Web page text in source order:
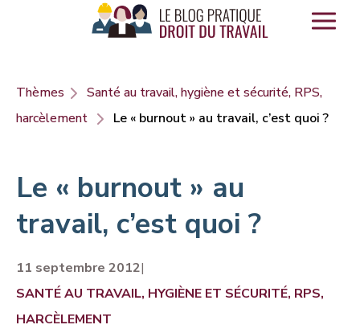
Panneau de gestion des cookies
Thèmes
Santé au travail, hygiène et sécurité, RPS,
harcèlement
Le « burnout » au travail, c’est quoi ?
Le « burnout » au
travail, c’est quoi ?
11 septembre 2012|
SANTÉ AU TRAVAIL, HYGIÈNE ET SÉCURITÉ, RPS,
HARCÈLEMENT